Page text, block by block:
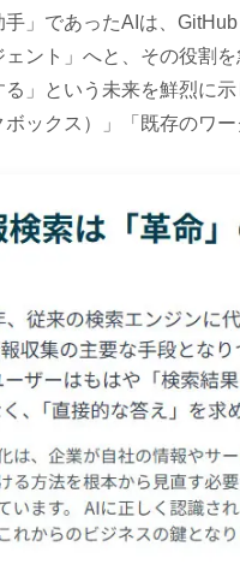
手」であったAIは、
ェント」へと、その役割
る」という未来を鮮烈に
ボックス）」「既存のワ